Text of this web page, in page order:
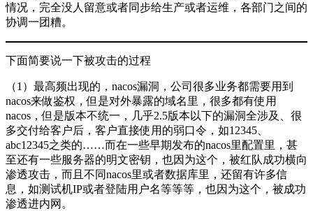
情况，完全没人留意或者同步给生产或者运维，各部门之间的
协调一团糟。
下面简要说一下被攻击的过程
（1）最高频出现的，nacos漏洞，公司很多业务都需要用到
nacos来做鉴权，但是对外暴露的域名里，很多都有使用
nacos，但是版本不统一，几乎2.5版本以下的漏洞全涉及、很
多交付给客户后，客户直接使用的弱口令，如12345、
abc12345之类的……而在一些早期发布的nacos里配置里，甚
至还有一些服务器的明文密钥，也因为这个，被红队成功横向
渗透攻击，而且不同nacos里或者数据库里，还留有许多信
息，如测试机IP或者登陆用户名等等等，也因为这个，被成功
渗透进内网。